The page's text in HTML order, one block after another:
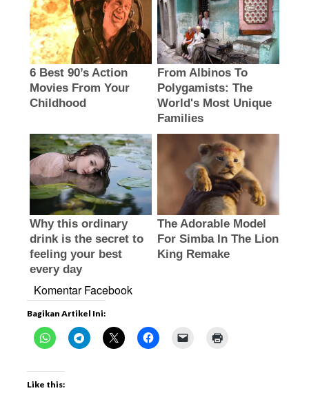
Komentar Facebook
Bagikan Artikel Ini:
Like this: